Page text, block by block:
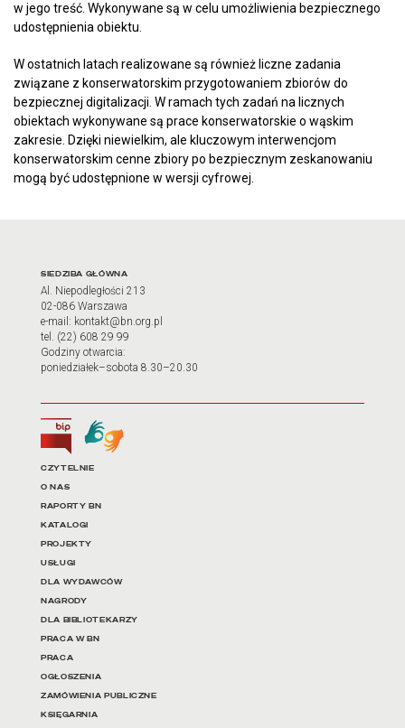
w jego treść. Wykonywane są w celu umożliwienia bezpiecznego
udostępnienia obiektu.
W ostatnich latach realizowane są również liczne zadania
związane z konserwatorskim przygotowaniem zbiorów do
bezpiecznej digitalizacji. W ramach tych zadań na licznych
obiektach wykonywane są prace konserwatorskie o wąskim
zakresie. Dzięki niewielkim, ale kluczowym interwencjom
konserwatorskim cenne zbiory po bezpiecznym zeskanowaniu
mogą być udostępnione w wersji cyfrowej.
Adres oraz godziny
SIEDZIBA GŁÓWNA
Al. Niepodległości 213
02-086 Warszawa
e-mail: kontakt@bn.org.pl
tel. (22) 608 29 99
Godziny otwarcia:
poniedziałek–sobota 8.30–20.30
Biuletyn Informacji Publicznej
Tłumacz języka migowego
Linki do najważniejszych
CZYTELNIE
O NAS
RAPORTY BN
KATALOGI
PROJEKTY
USŁUGI
DLA WYDAWCÓW
NAGRODY
DLA BIBLIOTEKARZY
PRACA W BN
PRACA
OGŁOSZENIA
ZAMÓWIENIA PUBLICZNE
KSIĘGARNIA